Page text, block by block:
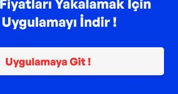
Xiaomi
Lavazza
Pro Plan